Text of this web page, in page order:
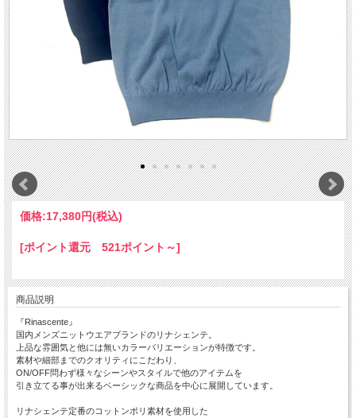
価格:17,380円(税込)
[ポイント還元 521ポイント～]
商品説明
『Rinascente』
国内メンズニットウエアブランドのリナシェンテ。
上品な雰囲気と他には無いカラーバリエーションが特徴です。
素材や細部までのクオリティにこだわり、
ON/OFF問わず様々なシーンやスタイルで他のアイテムを
引き立てる事が出来るベーシックな商品を中心に展開しています。
リナシェンテ定番のコットンポリ素材を使用した